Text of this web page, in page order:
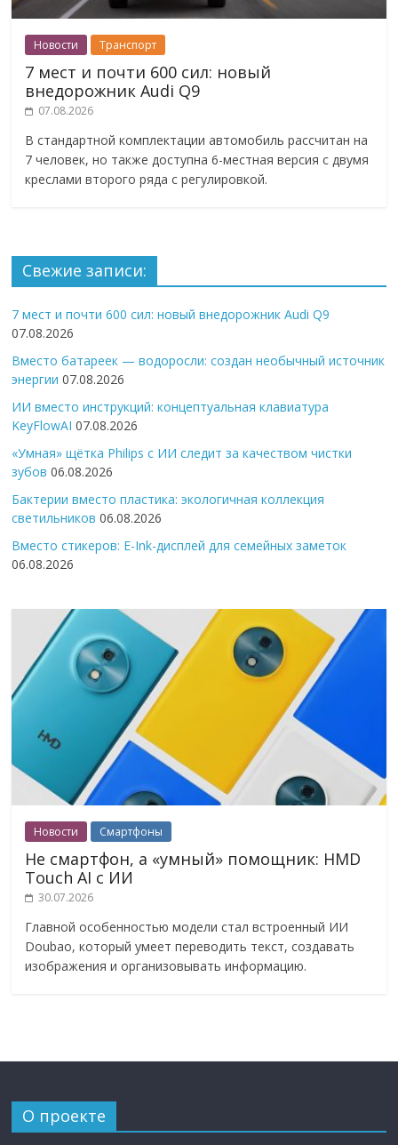
Новости Транспорт
7 мест и почти 600 сил: новый
внедорожник Audi Q9
07.08.2026
В стандартной комплектации автомобиль рассчитан на
7 человек, но также доступна 6-местная версия с двумя
креслами второго ряда с регулировкой.
Свежие записи:
7 мест и почти 600 сил: новый внедорожник Audi Q9
07.08.2026
Вместо батареек — водоросли: создан необычный источник
энергии 07.08.2026
ИИ вместо инструкций: концептуальная клавиатура
KeyFlowAI 07.08.2026
«Умная» щётка Philips с ИИ следит за качеством чистки
зубов 06.08.2026
Бактерии вместо пластика: экологичная коллекция
светильников 06.08.2026
Вместо стикеров: E-Ink-дисплей для семейных заметок
06.08.2026
Новости Смартфоны
Не смартфон, а «умный» помощник: HMD
Touch AI с ИИ
30.07.2026
Главной особенностью модели стал встроенный ИИ
Doubao, который умеет переводить текст, создавать
изображения и организовывать информацию.
О проекте